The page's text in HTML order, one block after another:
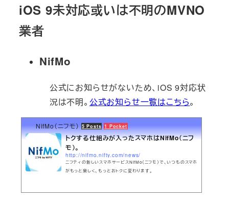
iOS 9未対応或いは不明のMVNO
業者
NifMo
公式にお知らせがないため、iOS 9対応状
況は不明。 公式お知らせ一覧はこちら。
NifMo（ニフモ） 5 Posts 1 Pocket
トクする仕組みが入ったスマホはNifMo（ニフ
モ）。
http://nifmo.nifty.com/news/
ニフティの新しいスマホサービスNifMo（ニフモ）で、いつものスマホ
がもっと楽しく、もっとおトクに変わります。